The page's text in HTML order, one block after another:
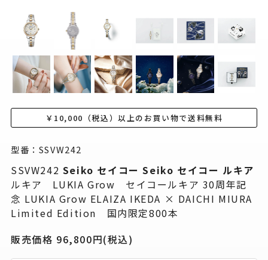
￥10,000（税込）以上のお買い物で送料無料
型番：SSVW242
SSVW242 Seiko セイコー Seiko セイコー ルキア
ルキア LUKIA Grow セイコールキア 30周年記
念 LUKIA Grow ELAIZA IKEDA × DAICHI MIURA
Limited Edition 国内限定800本
販売価格 96,800円(税込)